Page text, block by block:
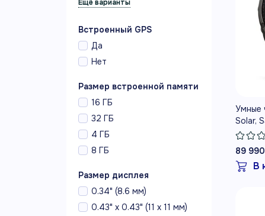
Встроенный GPS
Да
Нет
Размер встроенной памяти
16 ГБ
32 ГБ
4 ГБ
8 ГБ
Размер дисплея
0.34" (8.6 мм)
0.43" x 0.43" (11 x 11 мм)
Умные
Solar,
89
В